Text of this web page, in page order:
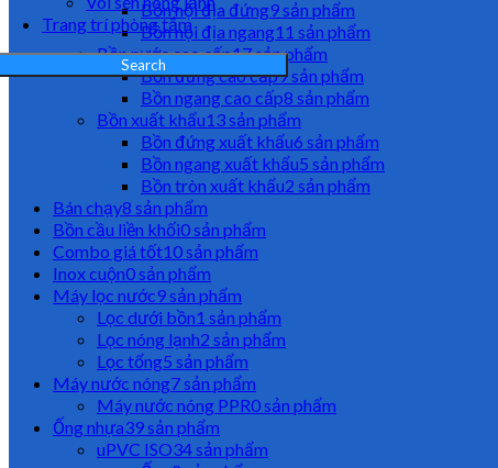
Trang trí phòng tắm
Search
Bồn nội địa đứng9 sản phẩm
Bồn nội địa ngang11 sản phẩm
Bồn nước cao cấp17 sản phẩm
Bồn đứng cao cấp9 sản phẩm
Bồn ngang cao cấp8 sản phẩm
Bồn xuất khẩu13 sản phẩm
Bồn đứng xuất khẩu6 sản phẩm
Bồn ngang xuất khẩu5 sản phẩm
Bồn tròn xuất khẩu2 sản phẩm
Bán chạy8 sản phẩm
Bồn cầu liền khối0 sản phẩm
Combo giá tốt10 sản phẩm
Inox cuộn0 sản phẩm
Máy lọc nước9 sản phẩm
Lọc dưới bồn1 sản phẩm
Lọc nóng lạnh2 sản phẩm
Lọc tổng5 sản phẩm
Máy nước nóng7 sản phẩm
Máy nước nóng PPR0 sản phẩm
Ống nhựa39 sản phẩm
uPVC ISO34 sản phẩm